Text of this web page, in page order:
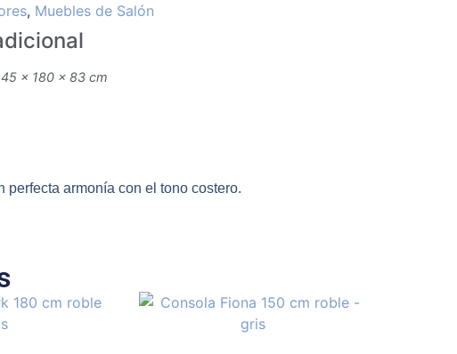
, Muebles de Salón
45 × 180 × 83 cm
perfecta armonía con el tono costero.